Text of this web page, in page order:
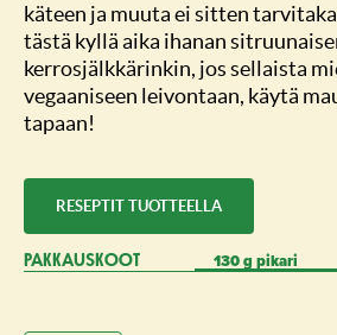
käteen ja muuta ei sitten
tästä kyllä aika ihanan
kerrosjälkkärinkin, jos sellaista
vegaaniseen leivontaan, käytä
tapaan!
RESEPTIT TUOTTEELLA
PAKKAUSKOOT 130 g pikari